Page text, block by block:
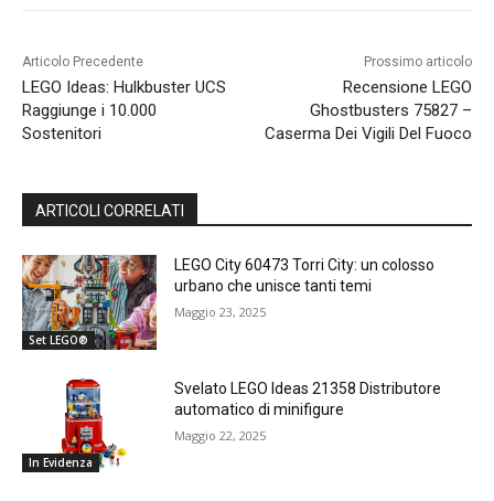
Articolo Precedente
LEGO Ideas: Hulkbuster UCS
Raggiunge i 10.000
Sostenitori
Prossimo articolo
Recensione LEGO
Ghostbusters 75827 –
Caserma Dei Vigili Del Fuoco
ARTICOLI CORRELATI
Set LEGO®
LEGO City 60473 Torri City: un colosso
urbano che unisce tanti temi
Maggio 23, 2025
In Evidenza
Svelato LEGO Ideas 21358 Distributore
automatico di minifigure
Maggio 22, 2025